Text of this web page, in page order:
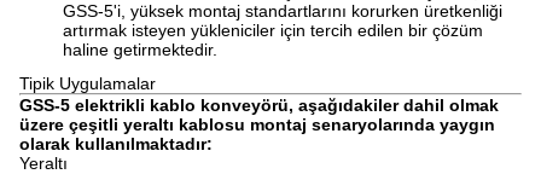
GSS-5'i, yüksek montaj standartlarını korurken üretkenliği
artırmak isteyen yükleniciler için tercih edilen bir çözüm
haline getirmektedir.
Tipik Uygulamalar
GSS-5 elektrikli kablo konveyörü, aşağıdakiler dahil olmak
üzere çeşitli yeraltı kablosu montaj senaryolarında yaygın
olarak kullanılmaktadır:
Yeraltı